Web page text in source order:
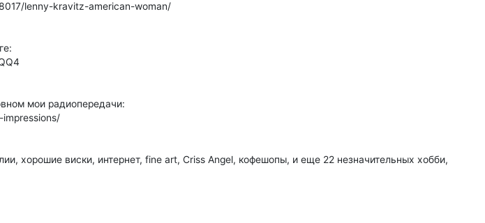
lenny-kravitz-american-woman/
мои радиопередачи:
хорошие виски, интернет, fine art, Criss Angel, кофешопы, и еще 22 незначительных хобби,